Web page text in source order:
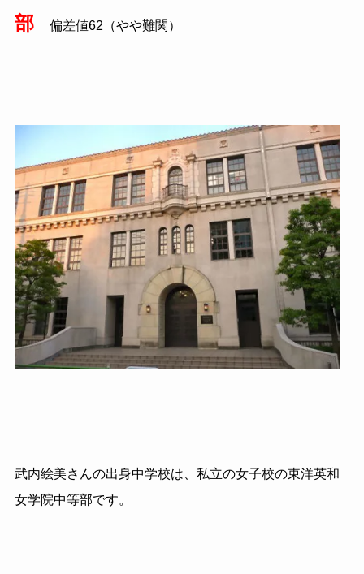
部
偏差値62（やや難関）
武内絵美さんの出身中学校は、私立の女子校の東洋英和
女学院中等部です。